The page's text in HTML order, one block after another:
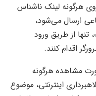
هرگونه لینک ناشناس
ارسال می‌شود،
از طریق ورود
اقدام کنند.
مشاهده هرگونه
اینترنتی، موضوع